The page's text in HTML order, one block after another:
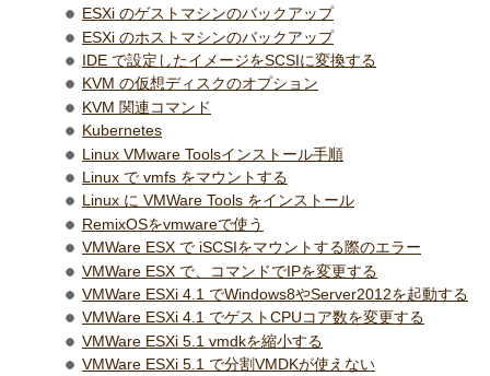
ESXi のゲストマシンのバックアップ
ESXi のホストマシンのバックアップ
IDE で設定したイメージをSCSIに変換する
KVM の仮想ディスクのオプション
KVM 関連コマンド
Kubernetes
Linux VMware Toolsインストール手順
Linux で vmfs をマウントする
Linux に VMWare Tools をインストール
RemixOSをvmwareで使う
VMWare ESX で iSCSIをマウントする際のエラー
VMWare ESX で、コマンドでIPを変更する
VMWare ESXi 4.1 でWindows8やServer2012を起動する
VMWare ESXi 4.1 でゲストCPUコア数を変更する
VMWare ESXi 5.1 vmdkを縮小する
VMWare ESXi 5.1 で分割VMDKが使えない